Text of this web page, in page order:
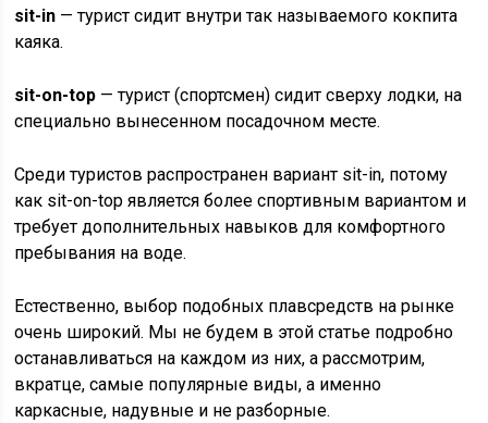
sit-in — турист сидит внутри так называемого кокпита
каяка.
sit-on-top — турист (спортсмен) сидит сверху лодки, на
специально вынесенном посадочном месте.
Среди туристов распространен вариант sit-in, потому
как sit-on-top является более спортивным вариантом и
требует дополнительных навыков для комфортного
пребывания на воде.
Естественно, выбор подобных плавсредств на рынке
очень широкий. Мы не будем в этой статье подробно
останавливаться на каждом из них, а рассмотрим,
вкратце, самые популярные виды, а именно
каркасные, надувные и не разборные.